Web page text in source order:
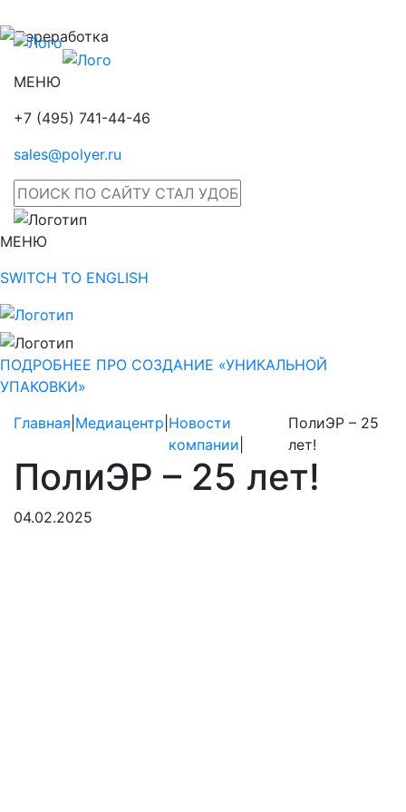
МЕНЮ
+7 (495) 741-44-46
sales@polyer.ru
МЕНЮ
SWITCH TO ENGLISH
ПОДРОБНЕЕ ПРО СОЗДАНИЕ «УНИКАЛЬНОЙ
УПАКОВКИ»
Главная Медиацентр Новости
компании
ПолиЭР – 25
лет!
ПолиЭР – 25 лет!
04.02.2025